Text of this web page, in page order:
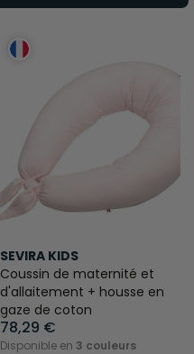
SEVIRA KIDS
Coussin de maternité et
d'allaitement + housse en
gaze de coton
78,29 €
Disponible en 3 couleurs